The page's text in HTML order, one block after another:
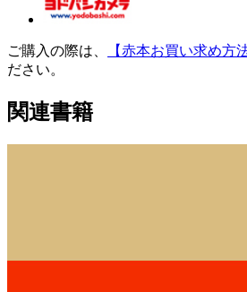
ご購入の際は、 【赤本お買い求め方
ださい。
関連書籍